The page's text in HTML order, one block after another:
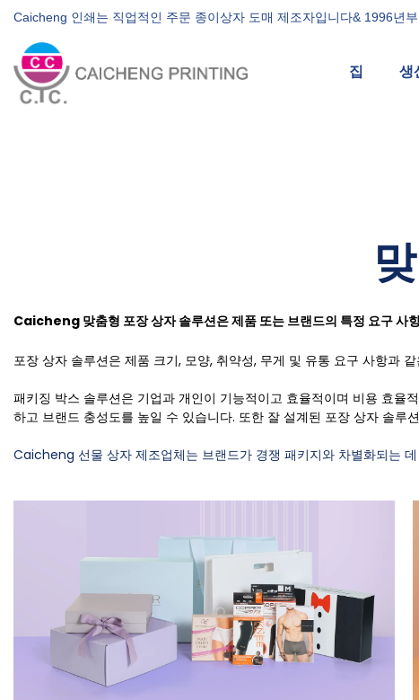
Caicheng 인쇄는 직업적인 주문 종이상자 도매 제조자입니다& 1996년
집 생
Caicheng 맞춤형 포장 상자 솔루션은 제품 또는 브랜드의 특정 요구 사
포장 상자 솔루션은 제품 크기, 모양, 취약성, 무게 및 유통 요구 사항과
패키징 박스 솔루션은 기업과 개인이 기능적이고 효율적이며 비용 효율
하고 브랜드 충성도를 높일 수 있습니다. 또한 잘 설계된 포장 상자 솔
Caicheng 선물 상자 제조업체는 브랜드가 경쟁 패키지와 차별화되는